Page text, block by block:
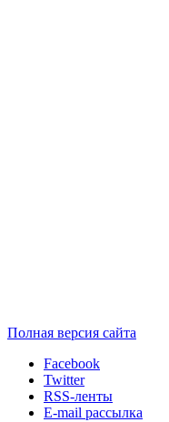
Полная версия сайта
Facebook
Twitter
RSS-ленты
E-mail рассылка